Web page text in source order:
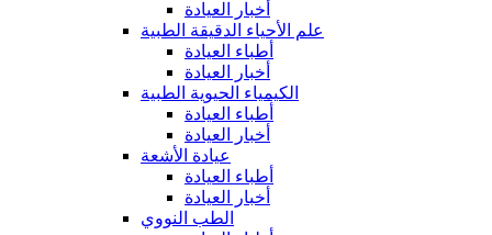
أخبار العيادة
علم الأحياء الدقيقة الطبية
أطباء العيادة
أخبار العيادة
الكيمياء الحيوية الطبية
أطباء العيادة
أخبار العيادة
عيادة الأشعة
أطباء العيادة
أخبار العيادة
الطب النووي